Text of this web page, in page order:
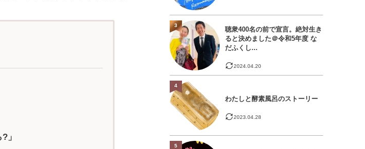
」
聴衆400名の前で宣言。絶対生き
ると決めました＠令和5年度 な
だふくし...
2024.04.20
3
わたしと酵素風呂のストーリー
2023.04.28
4
5